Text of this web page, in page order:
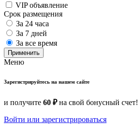
VIP объявление
Срок размещения
За 24 часа
За 7 дней
За все время
Применить
Меню
Зарегистрируйтесь на нашем сайте
и получите 60 ₽на свой бонусный счет!
Войти или зарегистрироваться